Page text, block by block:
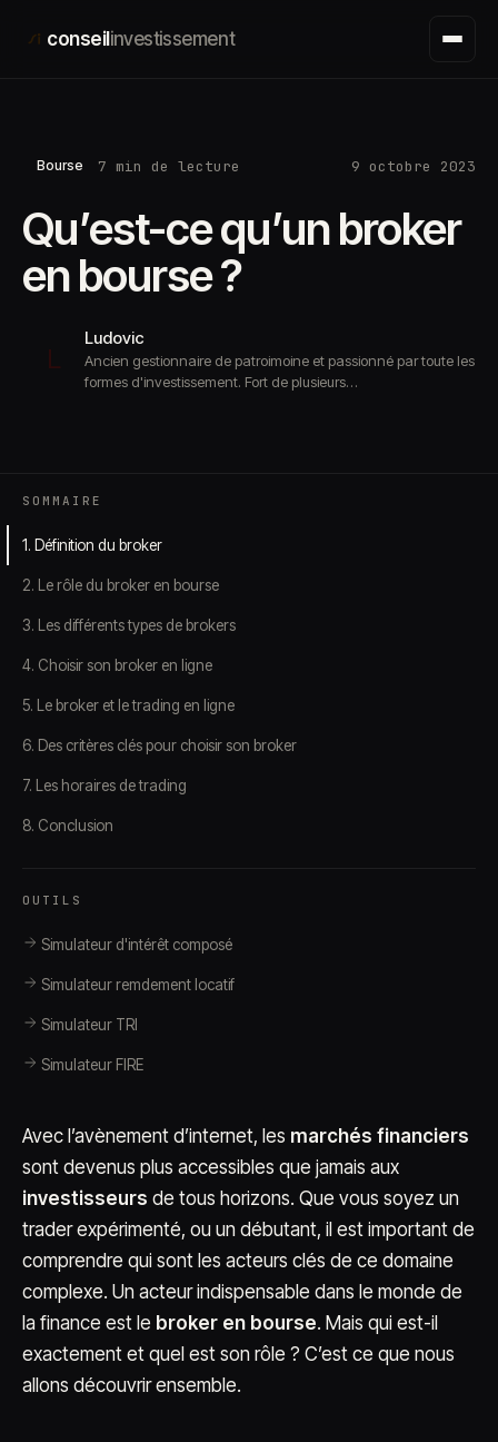
conseilinvestissement
Bourse 7 min de lecture 9 octobre 2023
Qu’est-ce qu’un broker
en bourse ?
L
Ludovic
Ancien gestionnaire de patroimoine et passionné par toute les
formes d'investissement. Fort de plusieurs…
SOMMAIRE
1. Définition du broker
2. Le rôle du broker en bourse
3. Les différents types de brokers
4. Choisir son broker en ligne
5. Le broker et le trading en ligne
6. Des critères clés pour choisir son broker
7. Les horaires de trading
8. Conclusion
OUTILS
Simulateur d'intérêt composé
Simulateur remdement locatif
Simulateur TRI
Simulateur FIRE
Avec l’avènement d’internet, les marchés financiers
sont devenus plus accessibles que jamais aux
investisseurs de tous horizons. Que vous soyez un
trader expérimenté, ou un débutant, il est important de
comprendre qui sont les acteurs clés de ce domaine
complexe. Un acteur indispensable dans le monde de
la finance est le broker en bourse. Mais qui est-il
exactement et quel est son rôle ? C’est ce que nous
allons découvrir ensemble.